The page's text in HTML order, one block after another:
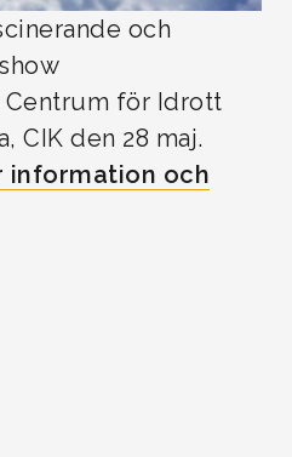
och
Centrum för Idrott
CIK den 28 maj.
information och